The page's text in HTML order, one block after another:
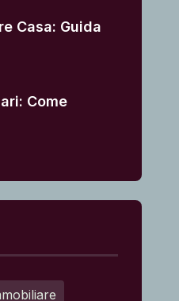
Casa: Guida
Come